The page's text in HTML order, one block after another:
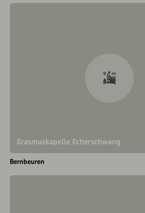
Erasmuskapelle Echerschwang
Bernbeuren